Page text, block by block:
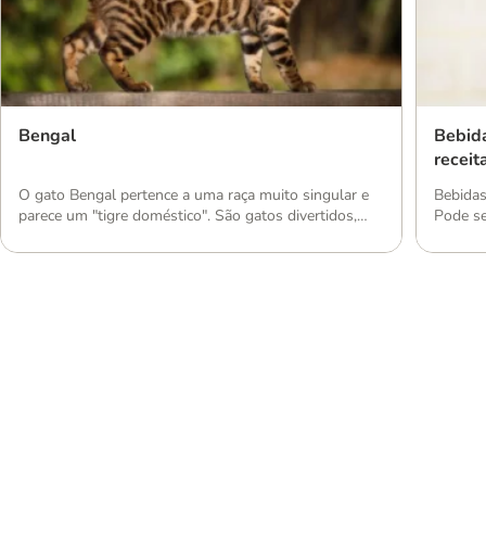
Bengal
O gato Bengal pertence a uma raça muito singular e
parece um "tigre doméstico". São gatos divertidos,
Pode
uma